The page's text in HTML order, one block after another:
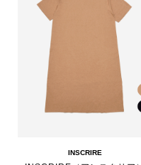
INSCRIRE